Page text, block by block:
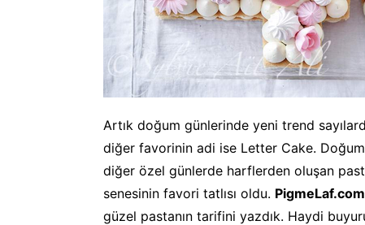
Artık doğum günlerinde yeni trend
diğer favorinin adi ise Letter Cake.
diğer özel günlerde harflerden oluşan
senesinin favori tatlısı oldu.
güzel pastanın tarifini yazdık. Haydi